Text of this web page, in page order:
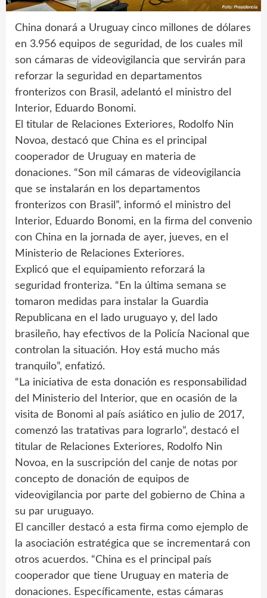
China donará a Uruguay cinco millones de dólares
en 3.956 equipos de seguridad, de los cuales mil
son cámaras de videovigilancia que servirán para
reforzar la seguridad en departamentos
fronterizos con Brasil, adelantó el ministro del
Interior, Eduardo Bonomi.
El titular de Relaciones Exteriores, Rodolfo Nin
Novoa, destacó que China es el principal
cooperador de Uruguay en materia de
donaciones. “Son mil cámaras de videovigilancia
que se instalarán en los departamentos
fronterizos con Brasil”, informó el ministro del
Interior, Eduardo Bonomi, en la firma del convenio
con China en la jornada de ayer, jueves, en el
Ministerio de Relaciones Exteriores.
Explicó que el equipamiento reforzará la
seguridad fronteriza. “En la última semana se
tomaron medidas para instalar la Guardia
Republicana en el lado uruguayo y, del lado
brasileño, hay efectivos de la Policía Nacional que
controlan la situación. Hoy está mucho más
tranquilo”, enfatizó.
“La iniciativa de esta donación es responsabilidad
del Ministerio del Interior, que en ocasión de la
visita de Bonomi al país asiático en julio de 2017,
comenzó las tratativas para lograrlo”, destacó el
titular de Relaciones Exteriores, Rodolfo Nin
Novoa, en la suscripción del canje de notas por
concepto de donación de equipos de
videovigilancia por parte del gobierno de China a
su par uruguayo.
El canciller destacó a esta firma como ejemplo de
la asociación estratégica que se incrementará con
otros acuerdos. “China es el principal país
cooperador que tiene Uruguay en materia de
donaciones. Específicamente, estas cámaras